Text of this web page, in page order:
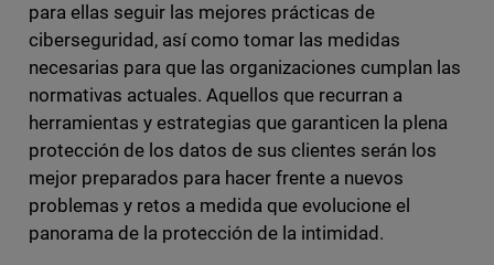
para ellas seguir las mejores prácticas de
ciberseguridad, así como tomar las medidas
necesarias para que las organizaciones cumplan las
normativas actuales. Aquellos que recurran a
herramientas y estrategias que garanticen la plena
protección de los datos de sus clientes serán los
mejor preparados para hacer frente a nuevos
problemas y retos a medida que evolucione el
panorama de la protección de la intimidad.